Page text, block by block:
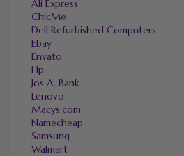
Ali Express
ChicMe
Dell Refurbished Computers
Ebay
Envato
Hp
Jos A. Bank
Lenovo
Macys.com
Namecheap
Samsung
Walmart